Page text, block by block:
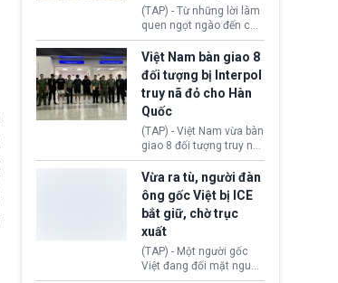
(TAP) - Từ những lời làm
quen ngọt ngào đến các
“sàn vàng ảo”, bất động
sản trực tuyến cùng
đường dây đánh bạc quy
mô lớn, hai tổ chức tội
phạm xuyên quốc gia đã
dựng lên mạng lưới hoạt
động tại Việt Nam và
Lào, lôi kéo hàng nghìn
người tham gia, luân
chuyển dòng tiền qua
nhiều lớp tài khoản. Sau
hơn 2 tuần phối hợp truy
xét, lực lượng chức năng
hai nước đã bắt giữ 171
Việt Nam bàn giao 8
đối tượng bị Interpol
truy nã đỏ cho Hàn
Quốc
(TAP) - Việt Nam vừa bàn
giao 8 đối tượng truy nã
đỏ Interpol cho lực lượng
chức năng Hàn Quốc.
Nhóm này bị xác định
lừa đảo 619 nạn nhân,
chiếm đoạt hơn 17,7 tỷ
KRW.
Vừa ra tù, người đàn
ông gốc Việt bị ICE
bắt giữ, chờ trục
xuất
(TAP) - Một người gốc
Việt đang đối mặt nguy
cơ bị trục xuất khỏi Hoa